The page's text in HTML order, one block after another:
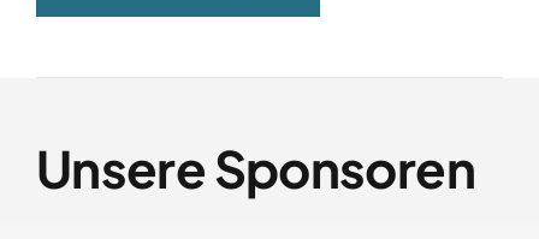
Unsere Sponsoren